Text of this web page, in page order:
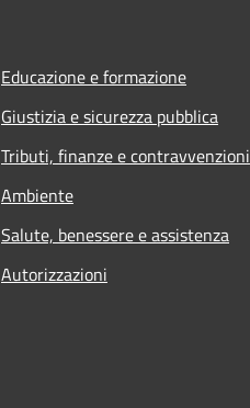
Educazione e formazione
Giustizia e sicurezza pubblica
Tributi, finanze e contravvenzioni
Ambiente
Salute, benessere e assistenza
Autorizzazioni